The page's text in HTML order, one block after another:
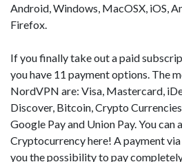
Android, Windows, MacOSX, iOS,
Firefox.
If you finally take out a paid
you have 11 payment options. The
NordVPN are: Visa, Mastercard,
Discover, Bitcoin, Crypto
Google Pay and Union Pay. You can
Cryptocurrency here! A payment
you the possibility to pay